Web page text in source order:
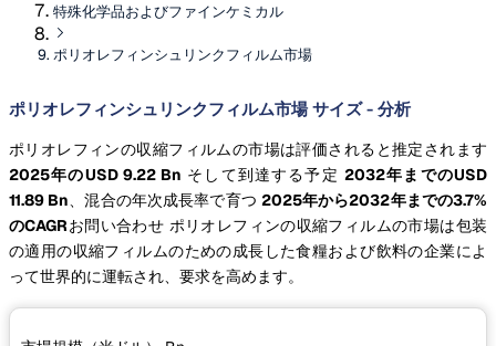
特殊化学品およびファインケミカル
ポリオレフィンシュリンクフィルム市場
ポリオレフィンシュリンクフィルム市場 サイズ - 分析
ポリオレフィンの収縮フィルムの市場は評価されると推定されます
2025年のUSD 9.22 Bn そして到達する予定2032年までのUSD
11.89 Bn、混合の年次成長率で育つ 2025年から2032年までの3.7%
のCAGRお問い合わせ ポリオレフィンの収縮フィルムの市場は包装
の適用の収縮フィルムのための成長した食糧および飲料の企業によ
って世界的に運転され、要求を高めます。